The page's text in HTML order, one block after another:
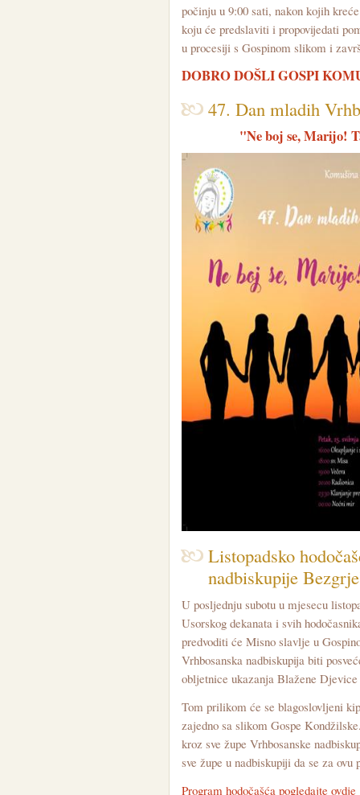
počinju u 9:00 sati, nakon kojih
koju će predslaviti i propovijedati
u procesiji s Gospinom slikom i
DOBRO DOŠLI GOSPI
47. Dan mladih
"Ne boj se, Marijo!
Listopadsko
nadbiskupije
U posljednju subotu u mjesecu
Usorskog dekanata i svih
predvoditi će Misno slavlje u
Vrhbosanska nadbiskupija biti
obljetnice ukazanja Blažene
Tom prilikom će se blagoslovljeni
zajedno sa slikom Gospe
kroz sve župe Vrhbosanske
sve župe u nadbiskupiji da se za
Program hodočašća pogledajte ovdje